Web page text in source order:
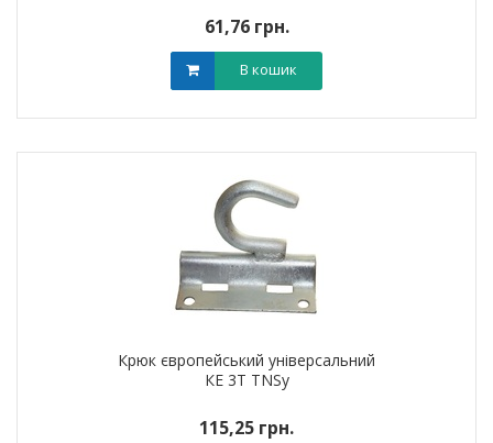
61,76 грн.
В кошик
Крюк європейський універсальний
КЕ 3Т TNSy
115,25 грн.